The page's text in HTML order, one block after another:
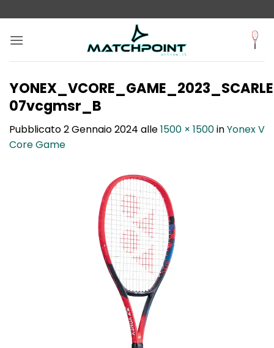
ai
contenuti
07vcgmsr_B
Pubblicato2 Gennaio 2024 alle1500 × 1500inYonex V
Core Game